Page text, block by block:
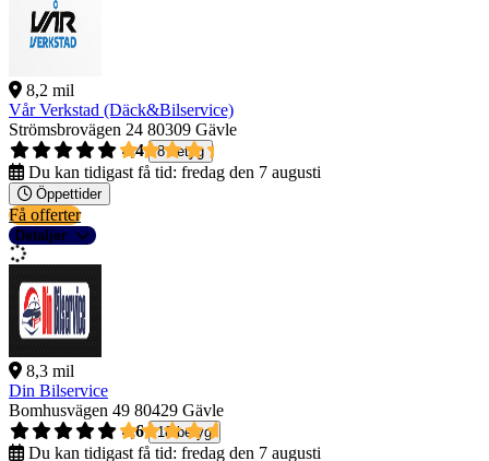
8,2 mil
Vår Verkstad (Däck&Bilservice)
Strömsbrovägen 24 80309 Gävle
4,4
8 betyg
Du kan tidigast få tid: fredag den 7 augusti
Öppettider
Få offerter
Detaljer
8,3 mil
Din Bilservice
Bomhusvägen 49 80429 Gävle
4,6
18 betyg
Du kan tidigast få tid: fredag den 7 augusti